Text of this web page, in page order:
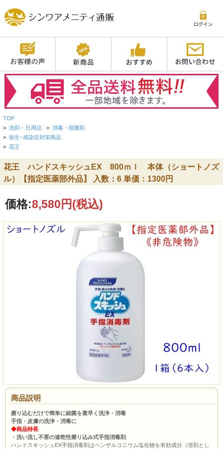
TOP
> 洗剤・日用品 > 消毒・除菌剤
> 衛生･感染症対策商品
> 花王
花王 ハンドスキッシュEX 800ｍｌ 本体（ショートノズ
ル）【指定医薬部外品】 入数：6 単価：1300円
価格:8,580円(税込)
商品説明
擦り込むだけで簡単に細菌を素早く洗浄・消毒
手指・皮膚の洗浄・消毒に
◆商品特長
・洗い流し不要の速乾性擦り込み式手指消毒剤
ハンドスキッシュEX手指消毒剤はベンザルコニウム塩化物を有効成分（溶剤とし